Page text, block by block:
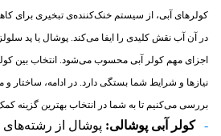
کولرهای آبی، از سیستم خنک‌کننده‌ی تبخیری برای
در آن آب نقش کلیدی را ایفا می‌کند. پوشال یا پد
اجزای مهم کولر آبی محسوب می‌شود. انتخاب بین
نیازها و شرایط شما بستگی دارد. در ادامه، ساختار و
بررسی می‌کنیم تا به شما در انتخاب بهترین گزینه
کولر آبی پوشالی: پوشال از رشته‌های